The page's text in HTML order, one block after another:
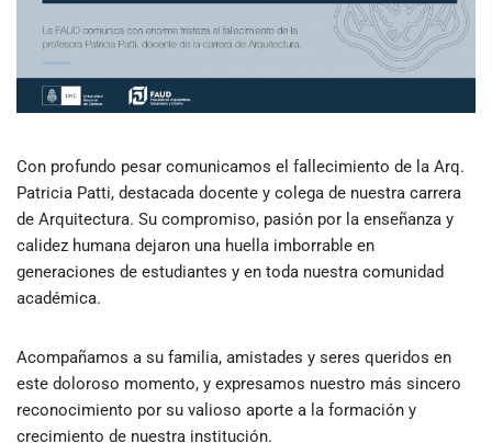
Con profundo pesar comunicamos el fallecimiento de la Arq.
Patricia Patti, destacada docente y colega de nuestra carrera
de Arquitectura. Su compromiso, pasión por la enseñanza y
calidez humana dejaron una huella imborrable en
generaciones de estudiantes y en toda nuestra comunidad
académica.
Acompañamos a su familia, amistades y seres queridos en
este doloroso momento, y expresamos nuestro más sincero
reconocimiento por su valioso aporte a la formación y
crecimiento de nuestra institución.